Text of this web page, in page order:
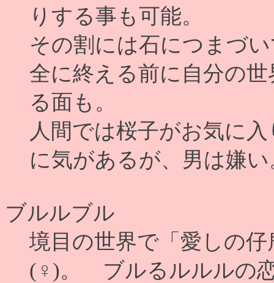
りする事も可能。
その割には石につまづ
全に終える前に自分の
る面も。
人間では桜子がお気に
に気があるが、男は嫌い
ブルルブル
境目の世界で「愛しの
(♀)。 ブルるルルルの